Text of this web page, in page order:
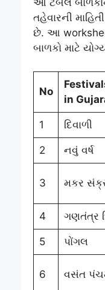
આ ટેબલ
તહેવારની
છે. આ
બાળકો માટે
No
in
1 દિવાળી
2 નવું વર્ષ
3 મકર
4 ગણતંત્ર
5 પોંગલ
6 વસંત